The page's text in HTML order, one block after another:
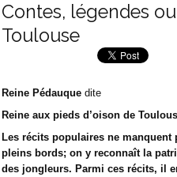
Contes, légendes
Toulouse
Reine Pédauque dite
Reine aux pieds d’oison de
Les récits populaires ne manquent
pleins bords; on y reconnaît la
des jongleurs. Parmi ces récits, il